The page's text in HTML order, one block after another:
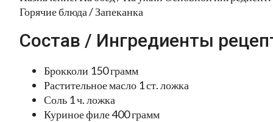
Горячие блюда / Запеканка
Состав / Ингредиенты
Брокколи 150 грамм
Растительное масло 1 ст. ложка
Соль 1 ч. ложка
Куриное филе 400 грамм